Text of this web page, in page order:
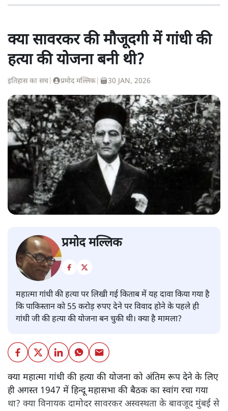
क्या सावरकर की मौजूदगी में गांधी की
हत्या की योजना बनी थी?
इतिहास का सच प्रमोद मल्लिक 30 JAN, 2026
प्रमोद मल्लिक
महात्मा गांधी की हत्या पर लिखी गई किताब में यह दावा किया गया है
कि पाकिस्तान को 55 करोड़ रुपए देने पर विवाद होने के पहले ही
गांधी जी की हत्या की योजना बन चुकी थी। क्या है मामला?
क्या महात्मा गांधी की हत्या की योजना को अंतिम रूप देने के लिए
ही अगस्त 1947 में हिन्दू महासभा की बैठक का स्वांग रचा गया
था? क्या विनायक दामोदर सावरकर अस्वस्थता के बावजूद मुंबई से